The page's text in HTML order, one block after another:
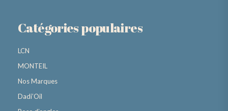
Catégories populaires
LCN
MONTEIL
Nos Marques
Dadi’Oil